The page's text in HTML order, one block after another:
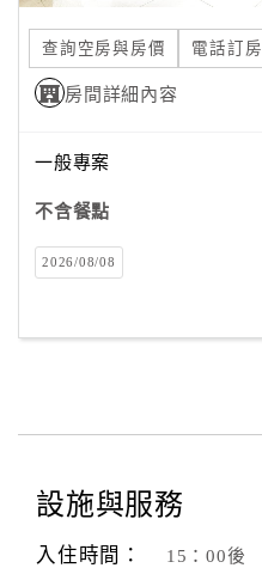
查詢空房與房價 電話訂房
房間詳細內容
一般專案
不含餐點
2026/08/08
設施與服務
入住時間： 15：00後